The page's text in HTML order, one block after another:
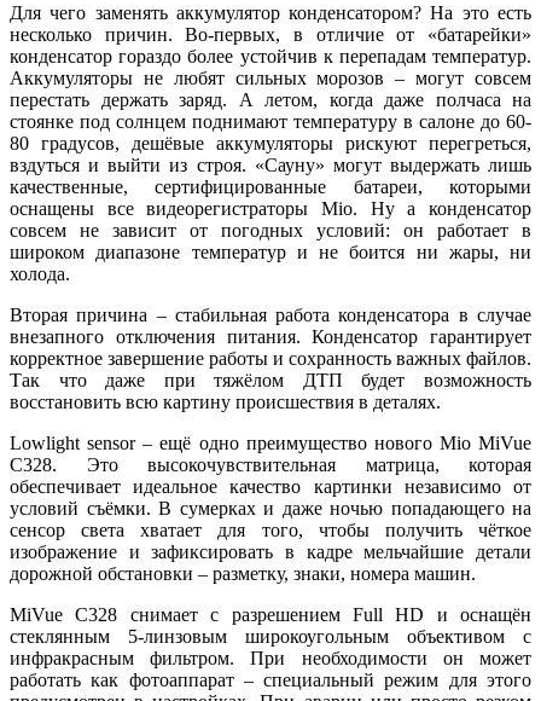
Для чего заменять аккумулятор конденсатором? На это есть
несколько причин. Во-первых, в отличие от «батарейки»
конденсатор гораздо более устойчив к перепадам температур.
Аккумуляторы не любят сильных морозов – могут совсем
перестать держать заряд. А летом, когда даже полчаса на
стоянке под солнцем поднимают температуру в салоне до 60-
80 градусов, дешёвые аккумуляторы рискуют перегреться,
вздуться и выйти из строя. «Сауну» могут выдержать лишь
качественные, сертифицированные батареи, которыми
оснащены все видеорегистраторы Mio. Ну а конденсатор
совсем не зависит от погодных условий: он работает в
широком диапазоне температур и не боится ни жары, ни
холода.
Вторая причина – стабильная работа конденсатора в случае
внезапного отключения питания. Конденсатор гарантирует
корректное завершение работы и сохранность важных файлов.
Так что даже при тяжёлом ДТП будет возможность
восстановить всю картину происшествия в деталях.
Lowlight sensor – ещё одно преимущество нового Mio MiVue
C328. Это высокочувствительная матрица, которая
обеспечивает идеальное качество картинки независимо от
условий съёмки. В сумерках и даже ночью попадающего на
сенсор света хватает для того, чтобы получить чёткое
изображение и зафиксировать в кадре мельчайшие детали
дорожной обстановки – разметку, знаки, номера машин.
MiVue C328 снимает с разрешением Full HD и оснащён
стеклянным 5-линзовым широкоугольным объективом с
инфракрасным фильтром. При необходимости он может
работать как фотоаппарат – специальный режим для этого